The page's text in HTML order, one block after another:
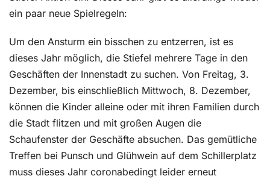
ein paar neue Spielregeln:
Um den Ansturm ein bisschen zu entzerren, ist es
dieses Jahr möglich, die Stiefel mehrere Tage in den
Geschäften der Innenstadt zu suchen. Von Freitag, 3.
Dezember, bis einschließlich Mittwoch, 8. Dezember,
können die Kinder alleine oder mit ihren Familien durch
die Stadt flitzen und mit großen Augen die
Schaufenster der Geschäfte absuchen. Das gemütliche
Treffen bei Punsch und Glühwein auf dem Schillerplatz
muss dieses Jahr coronabedingt leider erneut